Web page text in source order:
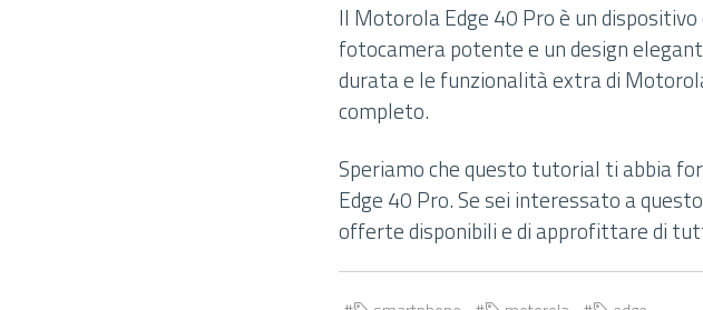
Il Motorola Edge 40 Pro è un
fotocamera potente e un design
durata e le funzionalità extra di
completo.
Speriamo che questo tutorial ti abbia
Edge 40 Pro. Se sei interessato a
offerte disponibili e di approfittare di